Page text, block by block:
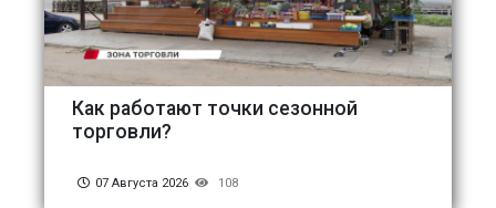
Как работают точки сезонной
торговли?
07 Августа 2026 108